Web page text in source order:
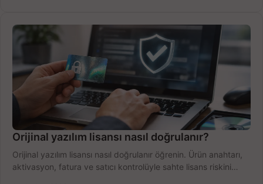
Orijinal yazılım lisansı nasıl doğrulanır?
Orijinal yazılım lisansı nasıl doğrulanır öğrenin. Ürün anahtarı,
aktivasyon, fatura ve satıcı kontrolüyle sahte lisans riskini